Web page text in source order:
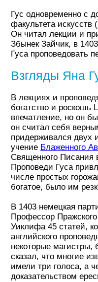
Гус одновременно с
факультета искусств
Он читал лекции и
Збынек Зайчик, в
Гуса проповедовать
Взгляды Яна
В лекциях и
богатство и роскошь
впечатление, но он
он считал себя
придерживался двух
учение Блаженного
Священного
Проповеди Гуса
числе простых
богатое, было им
В 1403 немецкая
Профессор
Уиклифа 45 статей,
английского
некоторые магистры,
сказал, что многие
имели три голоса, а
доказательством